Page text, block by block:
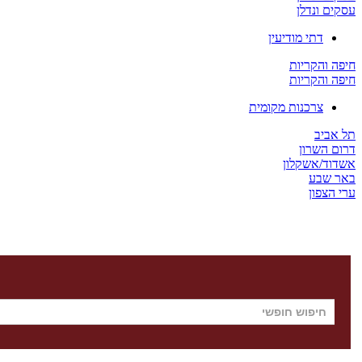
עסקים ונדלן
דתי מודיעין
חיפה והקריות
חיפה והקריות
צרכנות מקומית
תל אביב
דרום השרון
אשדוד/אשקלון
באר שבע
ערי הצפון